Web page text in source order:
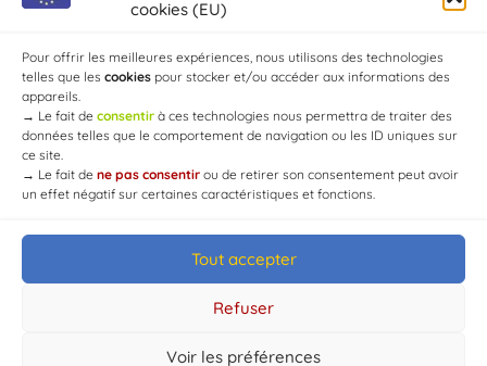
cookies (EU)
Pour offrir les meilleures expériences, nous utilisons des technologies
telles que les cookies pour stocker et/ou accéder aux informations des
appareils.
→ Le fait de consentir à ces technologies nous permettra de traiter des
données telles que le comportement de navigation ou les ID uniques sur
ce site.
→ Le fait de ne pas consentir ou de retirer son consentement peut avoir
un effet négatif sur certaines caractéristiques et fonctions.
Tout accepter
Refuser
Voir les préférences
© Mairie de Chaource [2004-2024] | Tous droits réservés.
Developed byWEB3-DESIGN